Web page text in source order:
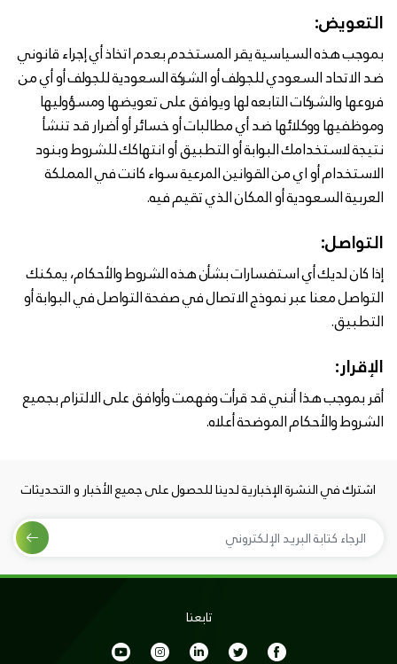
التعويض:
بموجب هذه السياسية يقر المستخدم بعدم اتخاذ أي إجراء قانوني
ضد الاتحاد السعودي للجولف أو الشركة السعودية للجولف أو أي من
فروعها والشركات التابعه لها ويوافق على تعويضها ومسؤوليها
وموظفيها ووكلائها ضد أي مطالبات أو خسائر أو أضرار قد تنشأ
نتيجة لاستخدامك البوابة أو التطبيق أو انتهاكك للشروط وبنود
الاستخدام أو اي من القوانين المرعية سواء كانت في المملكة
العربية السعودية أو المكان الذي تقيم فيه.
التواصل:
إذا كان لديك أي استفسارات بشأن هذه الشروط والأحكام، يمكنك
التواصل معنا عبر نموذج الاتصال في صفحة التواصل في البوابة أو
التطبيق.
الإقرار:
أقر بموجب هذا أنني قد قرأت وفهمت وأوافق على الالتزام بجميع
الشروط والأحكام الموضحة أعلاه.
اشترك في النشرة الإخبارية لدينا للحصول على جميع الأخبار و التحديثات
تابعنا